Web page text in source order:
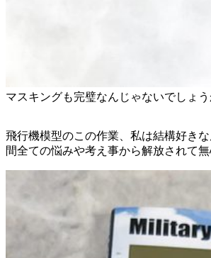
マスキングも完璧なんじゃないでしょう
飛行機模型のこの作業、私は結構好き
間全ての悩みや考え事から解放されて無